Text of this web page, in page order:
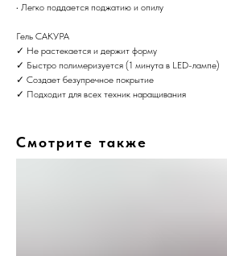
• Легко поддается поджатию и опилу
Гель САКУРА
✓ Не растекается и держит форму
✓ Быстро полимеризуется (1 минута в LED-лампе)
✓ Создает безупречное покрытие
✓ Подходит для всех техник наращивания
Смотрите также